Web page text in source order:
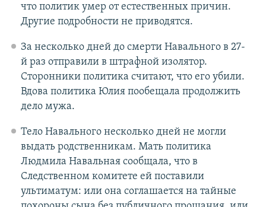
что политик умер от естественных причин.
Другие подробности не приводятся.
За несколько дней до смерти Навального в 27-
й раз отправили в штрафной изолятор.
Сторонники политика считают, что его убили.
Вдова политика Юлия пообещала продолжить
дело мужа.
Тело Навального несколько дней не могли
выдать родственникам. Мать политика
Людмила Навальная сообщала, что в
Следственном комитете ей поставили
ультиматум: или она соглашается на тайные